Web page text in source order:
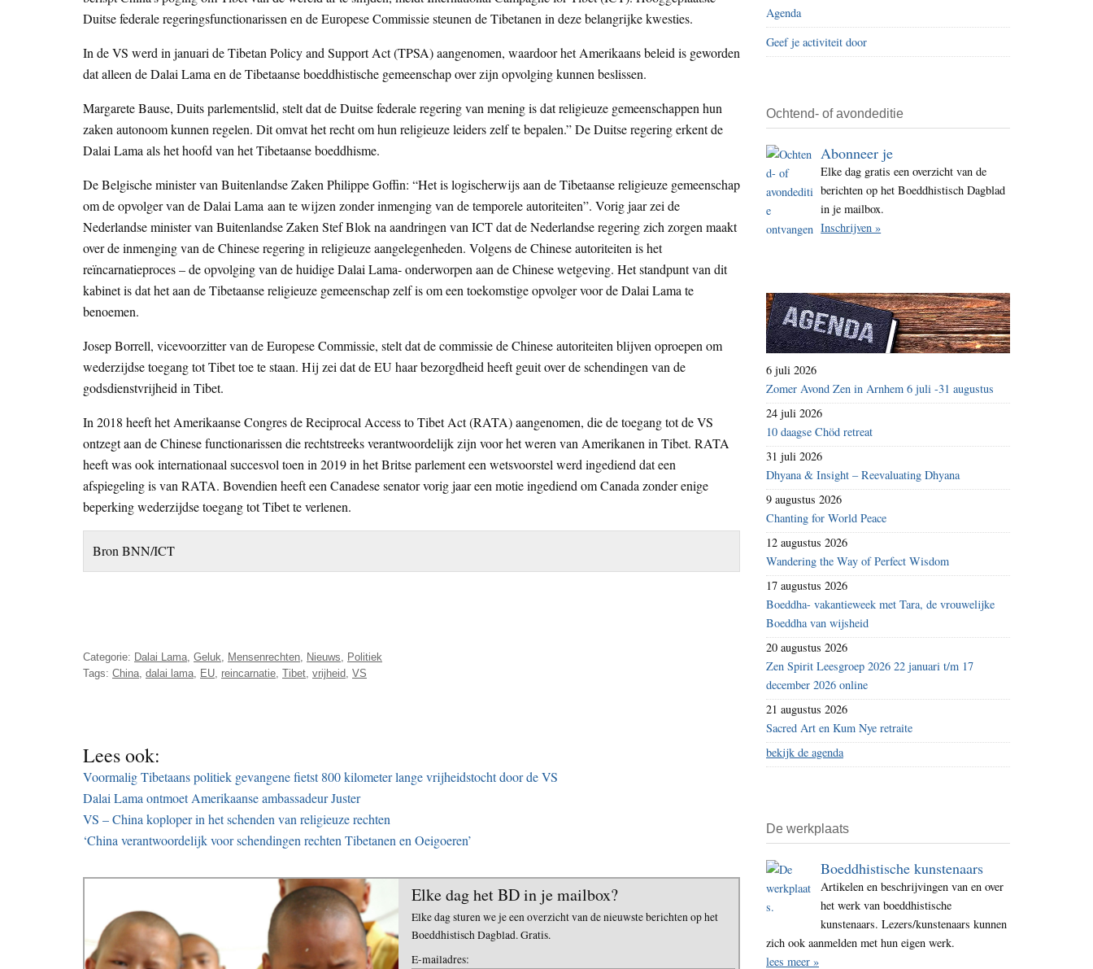
i
t
e
Duitse federale regeringsfunctionarissen en de Europese Commissie steunen de Tibetanen in deze belangrijke kwesties.
In de VS werd in januari de Tibetan Policy and Support Act (TPSA) aangenomen, waardoor het Amerikaans beleid is geworden
dat alleen de Dalai Lama en de Tibetaanse boeddhistische gemeenschap over zijn opvolging kunnen beslissen.
Margarete Bause, Duits parlementslid, stelt dat de Duitse federale regering van mening is dat religieuze gemeenschappen hun
zaken autonoom kunnen regelen. Dit omvat het recht om hun religieuze leiders zelf te bepalen.” De Duitse regering erkent de
Dalai Lama als het hoofd van het Tibetaanse boeddhisme.
De Belgische minister van Buitenlandse Zaken Philippe Goffin: “Het is logischerwijs aan de Tibetaanse religieuze gemeenschap
om de opvolger van de Dalai Lama aan te wijzen zonder inmenging van de temporele autoriteiten”. Vorig jaar zei de
Nederlandse minister van Buitenlandse Zaken Stef Blok na aandringen van ICT dat de Nederlandse regering zich zorgen maakt
over de inmenging van de Chinese regering in religieuze aangelegenheden. Volgens de Chinese autoriteiten is het
reïncarnatieproces – de opvolging van de huidige Dalai Lama- onderworpen aan de Chinese wetgeving. Het standpunt van dit
kabinet is dat het aan de Tibetaanse religieuze gemeenschap zelf is om een toekomstige opvolger voor de Dalai Lama te
benoemen.
Josep Borrell, vicevoorzitter van de Europese Commissie, stelt dat de commissie de Chinese autoriteiten blijven oproepen om
wederzijdse toegang tot Tibet toe te staan. Hij zei dat de EU haar bezorgdheid heeft geuit over de schendingen van de
godsdienstvrijheid in Tibet.
In 2018 heeft het Amerikaanse Congres de Reciprocal Access to Tibet Act (RATA) aangenomen, die de toegang tot de VS
ontzegt aan de Chinese functionarissen die rechtstreeks verantwoordelijk zijn voor het weren van Amerikanen in Tibet. RATA
heeft was ook internationaal succesvol toen in 2019 in het Britse parlement een wetsvoorstel werd ingediend dat een
afspiegeling is van RATA. Bovendien heeft een Canadese senator vorig jaar een motie ingediend om Canada zonder enige
beperking wederzijdse toegang tot Tibet te verlenen.
Bron BNN/ICT
Categorie: Dalai Lama Geluk Mensenrechten Nieuws
Politiek
Tags: China dalai lama EU reincarnatie Tibet vrijheid VS
Lees ook:
Voormalig Tibetaans politiek gevangene fietst 800 kilometer lange vrijheidstocht door de VS
Dalai Lama ontmoet Amerikaanse ambassadeur Juster
VS – China koploper in het schenden van religieuze rechten
‘China verantwoordelijk voor schendingen rechten Tibetanen en Oeigoeren’
Elke dag het BD in je mailbox?
Elke dag sturen we je een overzicht van de nieuwste berichten op het
Boeddhistisch Dagblad. Gratis.
E-mailadres:
Agenda
Geef je activiteit door
Ochtend- of avondeditie
Abonneer je
Elke dag gratis een overzicht van de
berichten op het Boeddhistisch Dagblad
in je mailbox.
Inschrijven »
6 juli 2026
Zomer Avond Zen in Arnhem 6 juli -31 augustus
24 juli 2026
10 daagse Chöd retreat
31 juli 2026
Dhyana & Insight – Reevaluating Dhyana
9 augustus 2026
Chanting for World Peace
12 augustus 2026
Wandering the Way of Perfect Wisdom
17 augustus 2026
Boeddha- vakantieweek met Tara, de vrouwelijke
Boeddha van wijsheid
20 augustus 2026
Zen Spirit Leesgroep 2026 22 januari t/m 17
december 2026 online
21 augustus 2026
Sacred Art en Kum Nye retraite
bekijk de agenda
De werkplaats
Boeddhistische kunstenaars
Artikelen en beschrijvingen van en over
het werk van boeddhistische
kunstenaars. Lezers/kunstenaars kunnen
zich ook aanmelden met hun eigen werk.
lees meer »